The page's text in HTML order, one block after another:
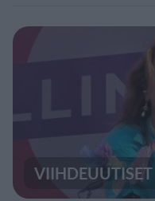
VIIHDEUUTISET